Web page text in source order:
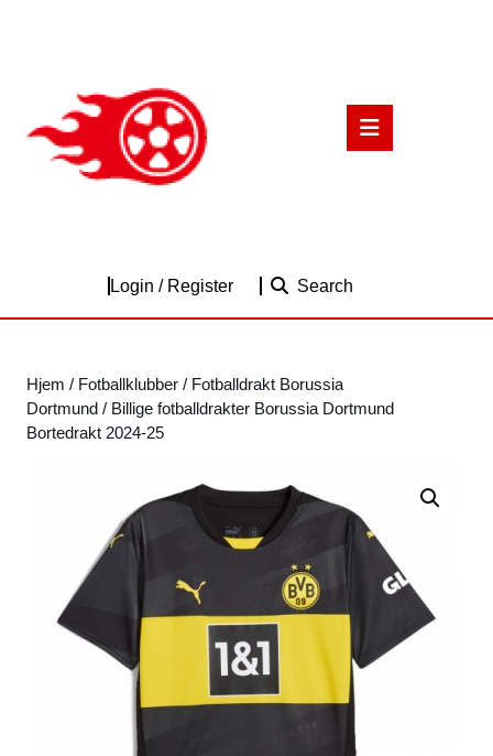
Login / RegisterLogin
Search
Hjem / Fotballklubber / Fotballdrakt Borussia
Dortmund / Billige fotballdrakter Borussia Dortmund
Bortedrakt 2024-25